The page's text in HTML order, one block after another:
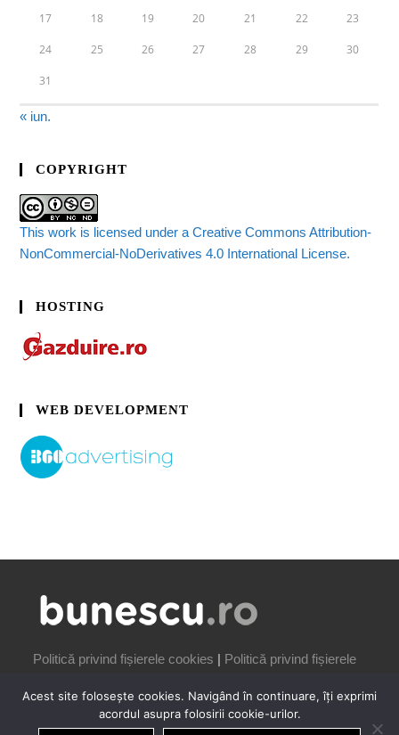
17 18 19 20 21 22 23
24 25 26 27 28 29 30
31
« iun.
COPYRIGHT
This work is licensed under a Creative Commons Attribution-
NonCommercial-NoDerivatives 4.0 International License.
HOSTING
WEB DEVELOPMENT
Politică privind fișierele cookies | Politică privind fișierele
Acest site folosește cookies. Navigând în continuare, îți exprimi
acordul asupra folosirii cookie-urilor.